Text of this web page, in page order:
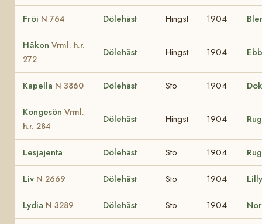
Fröi N 764 Dölehäst Hingst 1904
Håkon Vrml. h.r.
272
Dölehäst Hingst 1904
Kapella N 3860 Dölehäst Sto 1904
Kongesön Vrml.
h.r. 284
Dölehäst Hingst 1904
Lesjajenta Dölehäst Sto 1904
Liv N 2669 Dölehäst Sto 1904 Lilly
Lydia N 3289 Dölehäst Sto 1904